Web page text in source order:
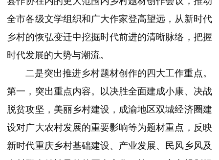
全市各级文学组织和广大作家登高望远，从新时代
乡村的恢弘变迁中挖掘时代前进的清晰脉络，把握
时代发展的大势与潮流。
二是突出推进乡村题材创作的四大工作重点。
第一，突出重点内容。以决胜全面建成小康、决战
脱贫攻坚，美丽乡村建设，成渝地区双城经济圈建
设对广大农村发展的重要影响等为题材重点，反映
新时代重庆乡村基础建设、产业发展、民风乡风及